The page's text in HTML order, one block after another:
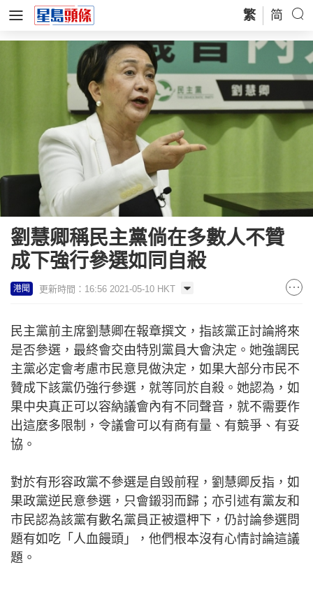
繁 简
劉慧卿稱民主黨倘在多數人不贊
成下強行參選如同自殺
港聞 更新時間：16:56 2021-05-10 HKT
民主黨前主席劉慧卿在報章撰文，指該黨正討論將來
是否參選，最終會交由特別黨員大會決定。她強調民
主黨必定會考慮市民意見做決定，如果大部分市民不
贊成下該黨仍強行參選，就等同於自殺。她認為，如
果中央真正可以容納議會內有不同聲音，就不需要作
出這麼多限制，令議會可以有商有量、有競爭、有妥
協。
對於有形容政黨不參選是自毁前程，劉慧卿反指，如
果政黨逆民意參選，只會鎩羽而歸；亦引述有黨友和
市民認為該黨有數名黨員正被還柙下，仍討論參選問
題有如吃「人血饅頭」，他們根本沒有心情討論這議
題。